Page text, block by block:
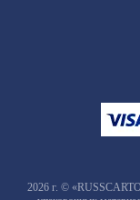
2026 г. ©